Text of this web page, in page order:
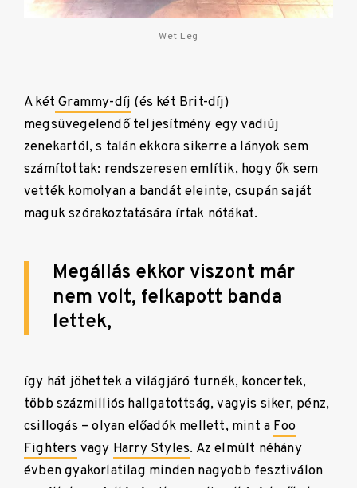
Wet Leg
A két Grammy-díj (és két Brit-díj)
megsüvegelendő teljesítmény egy vadiúj
zenekartól, s talán ekkora sikerre a lányok sem
számítottak: rendszeresen említik, hogy ők sem
vették komolyan a bandát eleinte, csupán saját
maguk szórakoztatására írtak nótákat.
Megállás ekkor viszont már
nem volt, felkapott banda
lettek,
így hát jöhettek a világjáró turnék, koncertek,
több százmilliós hallgatottság, vagyis siker, pénz,
csillogás – olyan előadók mellett, mint a Foo
Fighters vagy Harry Styles. Az elmúlt néhány
évben gyakorlatilag minden nagyobb fesztiválon